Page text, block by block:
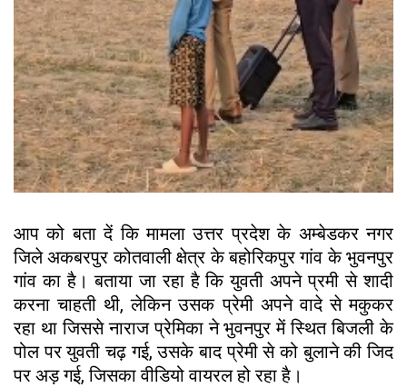
आप को बता दें कि मामला उत्तर प्रदेश के अम्बेडकर नगर
जिले अकबरपुर कोतवाली क्षेत्र के बहोरिकपुर गांव के भुवनपुर
गांव का है। बताया जा रहा है कि युवती अपने प्रमी से शादी
करना चाहती थी, लेकिन उसक प्रेमी अपने वादे से मकुकर
रहा था जिससे नाराज प्रेमिका ने भुवनपुर में स्थित बिजली के
पोल पर युवती चढ़ गई, उसके बाद प्रेमी से को बुलाने की जिद
पर अड़ गई, जिसका वीडियो वायरल हो रहा है।